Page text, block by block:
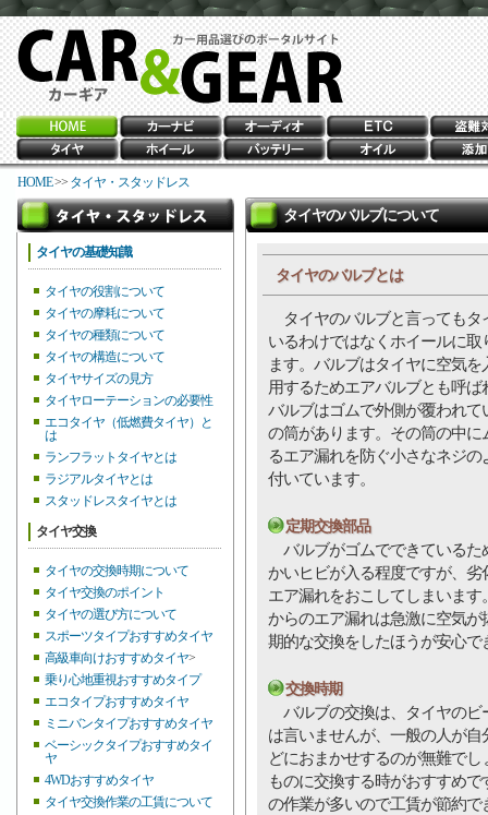
HOME>> タイヤ・スタッドレス
タイヤの基礎知識
タイヤの役割について
タイヤの摩耗について
タイヤの種類について
タイヤの構造について
タイヤサイズの見方
タイヤローテーションの必要性
エコタイヤ（低燃費タイヤ）と
は
ランフラットタイヤとは
ラジアルタイヤとは
スタッドレスタイヤとは
タイヤ交換
タイヤの交換時期について
タイヤ交換のポイント
タイヤの選び方について
スポーツタイプおすすめタイヤ
高級車向けおすすめタイヤ>
乗り心地重視おすすめタイプ
エコタイプおすすめタイヤ
ミニバンタイプおすすめタイヤ
ベーシックタイプおすすめタイ
ヤ
4WDおすすめタイヤ
タイヤ交換作業の工賃について
タイヤのバルブについて
タイヤのバルブとは
タイヤのバルブと言ってもタ
いるわけではなくホイールに取
ます。バルブはタイヤに空気を
用するためエアバルブとも呼ば
バルブはゴムで外側が覆われて
の筒があります。その筒の中に
るエア漏れを防ぐ小さなネジの
付いています。
定期交換部品
バルブがゴムでできているた
かいヒビが入る程度ですが、
エア漏れをおこしてしまいま
からのエア漏れは急激に空気
期的な交換をしたほうが安心で
交換時期
バルブの交換は、タイヤのビ
は言いませんが、一般の人が
どにおまかせするのが無難で
ものに交換する時がおすすめ
の作業が多いので工賃が節約